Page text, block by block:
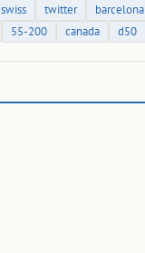
swiss twitter barcelona
55-200 canada d50